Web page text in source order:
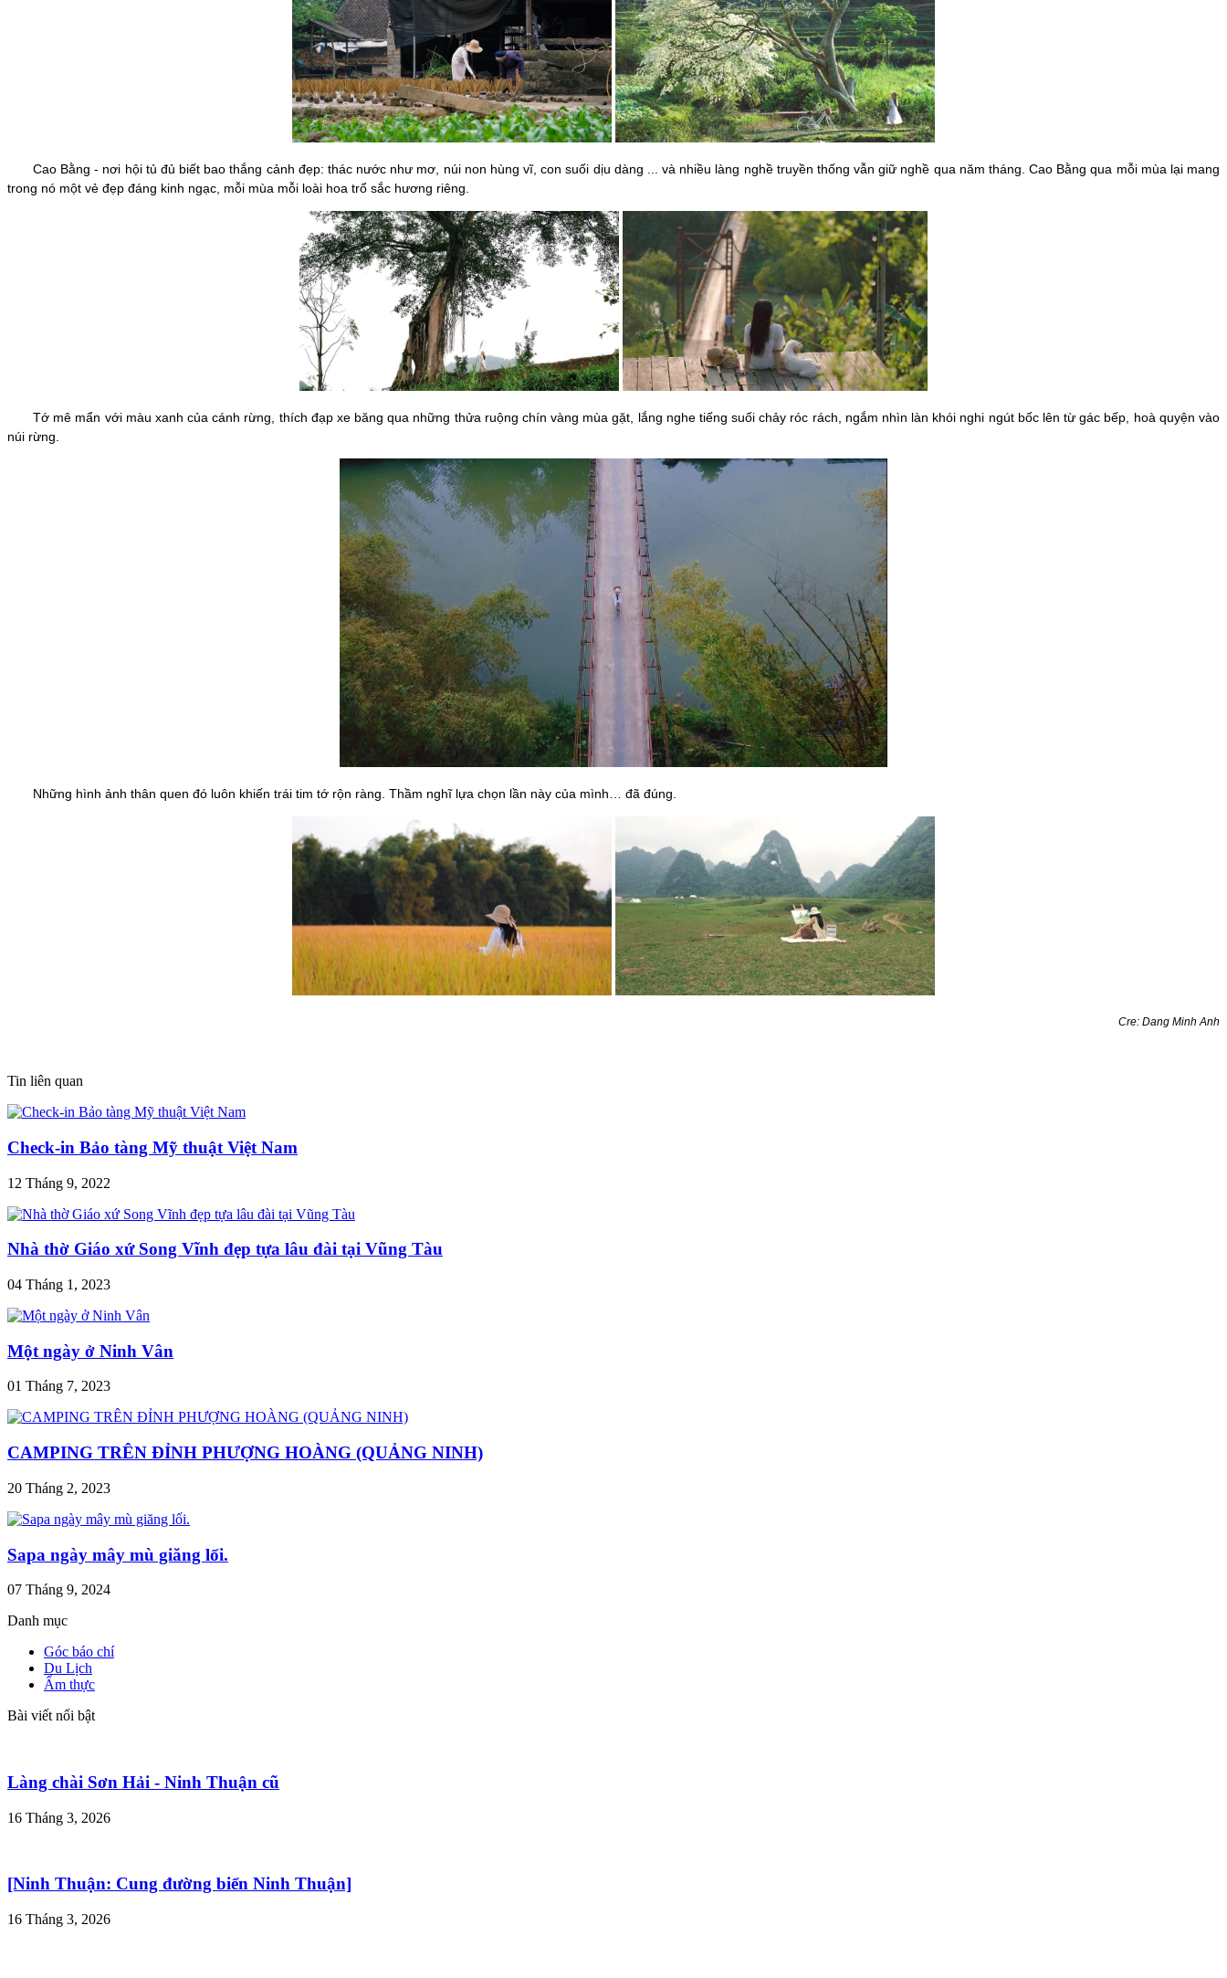
Cao Bằng - nơi hội tủ đủ biết bao thắng cảnh đẹp: thác nước như mơ, núi non hùng vĩ, con suối dịu dàng ... và nhiều làng nghề truyền thống vẫn giữ nghề qua năm tháng. Cao Bằng qua mỗi mùa lại mang
trong nó một vẻ đẹp đáng kinh ngạc, mỗi mùa mỗi loài hoa trổ sắc hương riêng.
Tớ mê mẩn với màu xanh của cánh rừng, thích đạp xe băng qua những thửa ruộng chín vàng mùa gặt, lắng nghe tiếng suối chảy róc rách, ngắm nhìn làn khói nghi ngút bốc lên từ gác bếp, hoà quyện vào
núi rừng.
Những hình ảnh thân quen đó luôn khiến trái tim tớ rộn ràng. Thầm nghĩ lựa chọn lần này của mình… đã đúng.
Cre: Dang Minh Anh
Tin liên quan
Check-in Bảo tàng Mỹ thuật Việt Nam
12 Tháng 9, 2022
Nhà thờ Giáo xứ Song Vĩnh đẹp tựa lâu đài tại Vũng Tàu
04 Tháng 1, 2023
Một ngày ở Ninh Vân
01 Tháng 7, 2023
CAMPING TRÊN ĐỈNH PHƯỢNG HOÀNG (QUẢNG NINH)
20 Tháng 2, 2023
Sapa ngày mây mù giăng lối.
07 Tháng 9, 2024
Danh mục
Góc báo chí
Du Lịch
Ẩm thực
Bài viết nổi bật
Làng chài Sơn Hải - Ninh Thuận cũ
16 Tháng 3, 2026
[Ninh Thuận: Cung đường biển Ninh Thuận]
16 Tháng 3, 2026